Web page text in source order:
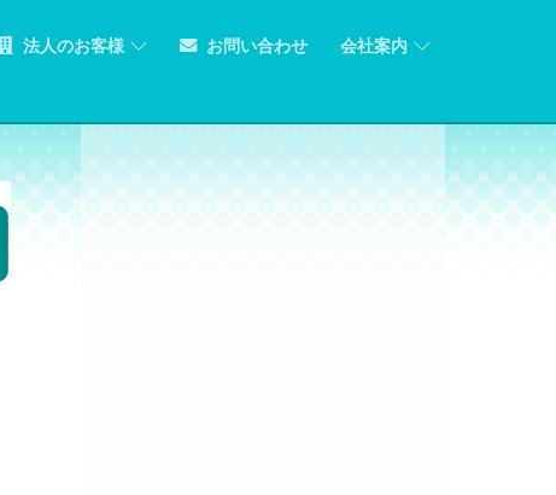
法人のお客様 お問い合わせ 会社案内